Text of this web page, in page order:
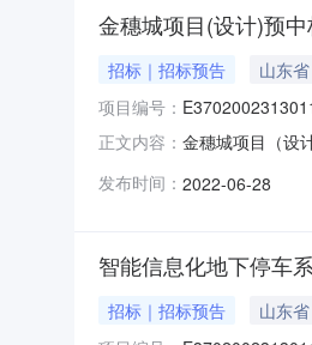
金穗城项目(设计)预
招标｜招标预告
山东
项目编号：
正文内容： 金穗城项目（设
人：王昌顺联系
发布时间： 2022-06-28
智能信息化地下停车
招标｜招标预告
山东